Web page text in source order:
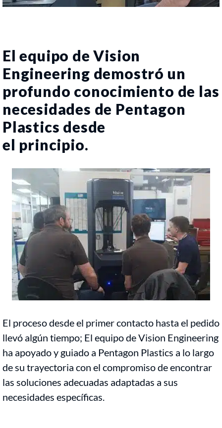
El equipo de Vision
Engineering demostró un
profundo conocimiento de las
necesidades de Pentagon
Plastics desde
el principio.
El proceso desde el primer contacto hasta el pedido
llevó algún tiempo; El equipo de Vision Engineering
ha apoyado y guiado a Pentagon Plastics a lo largo
de su trayectoria con el compromiso de encontrar
las soluciones adecuadas adaptadas a sus
necesidades específicas.